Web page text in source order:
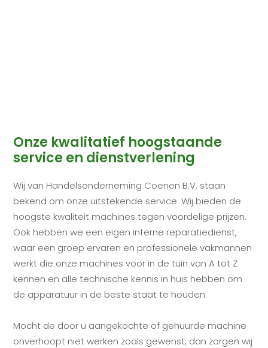
Onze kwalitatief hoogstaande
service en dienstverlening
Wij van Handelsonderneming Coenen B.V. staan
bekend om onze uitstekende service. Wij bieden de
hoogste kwaliteit machines tegen voordelige prijzen.
Ook hebben we een eigen interne reparatiedienst,
waar een groep ervaren en professionele vakmannen
werkt die onze machines voor in de tuin van A tot Z
kennen en alle technische kennis in huis hebben om
de apparatuur in de beste staat te houden.
Mocht de door u aangekochte of gehuurde machine
onverhoopt niet werken zoals gewenst, dan zorgen wij